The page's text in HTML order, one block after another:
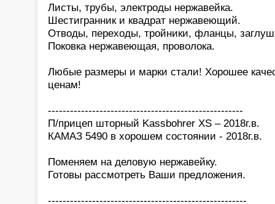
Листы, трубы, электроды нержавейка.
Шестигранник и квадрат нержавеющий.
Отводы, переходы, тройники, фланцы,
Поковка нержавеющая, проволока.
Любые размеры и марки стали! Хорошее
ценам!
-----------------------------------------------------
П/прицеп шторный Kassbohrer XS – 2018г.в.
КАМАЗ 5490 в хорошем состоянии - 2018г.в.
Поменяем на деловую нержавейку.
Готовы рассмотреть Ваши предложения.
------------------------------------------------------